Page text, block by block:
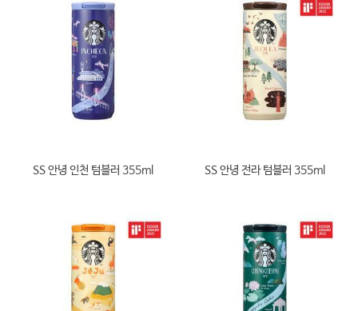
SS 안녕 인천 텀블러 355ml SS 안녕 전라 텀블러 355ml